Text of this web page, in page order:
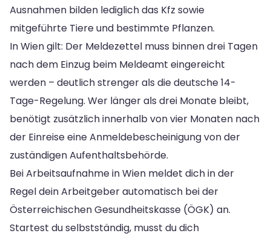
Ausnahmen bilden lediglich das Kfz sowie
mitgeführte Tiere und bestimmte Pflanzen.
In Wien gilt: Der Meldezettel muss binnen drei Tagen
nach dem Einzug beim Meldeamt eingereicht
werden – deutlich strenger als die deutsche 14-
Tage-Regelung. Wer länger als drei Monate bleibt,
benötigt zusätzlich innerhalb von vier Monaten nach
der Einreise eine Anmeldebescheinigung von der
zuständigen Aufenthaltsbehörde.
Bei Arbeitsaufnahme in Wien meldet dich in der
Regel dein Arbeitgeber automatisch bei der
Österreichischen Gesundheitskasse (ÖGK) an.
Startest du selbstständig, musst du dich